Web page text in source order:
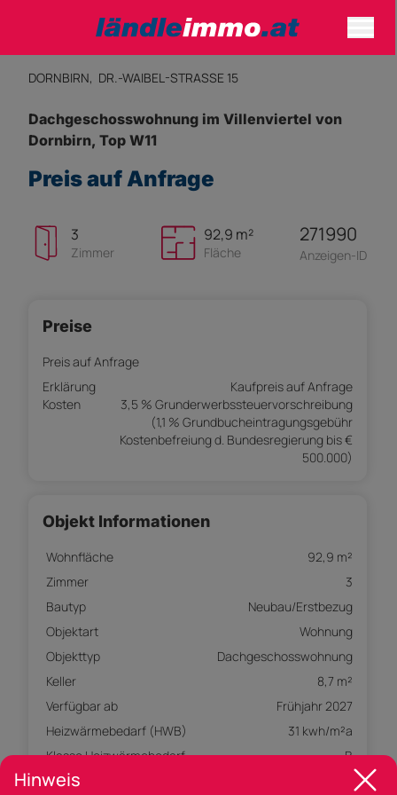
DORNBIRN, DR.-WAIBEL-STRASSE 15
Dachgeschosswohnung im Villenviertel von
Dornbirn, Top W11
Preis auf Anfrage
3
Zimmer
92,9 m²
Fläche
271990
Anzeigen-ID
Preise
Preis auf Anfrage
Erklärung
Kosten
Kaufpreis auf Anfrage
3,5 % Grunderwerbssteuervorschreibung
(1,1 % Grundbucheintragungsgebühr
Kostenbefreiung d. Bundesregierung bis €
500.000)
Objekt Informationen
Wohnfläche
92,9 m²
Zimmer
3
Bautyp
Neubau/Erstbezug
Objektart
Wohnung
Objekttyp
Dachgeschosswohnung
Keller
8,7 m²
Verfügbar ab
Frühjahr 2027
Heizwärmebedarf (HWB)
31 kwh/m²a
Klasse Heizwärmebedarf
(Klasse HWB)
B
Hinweis